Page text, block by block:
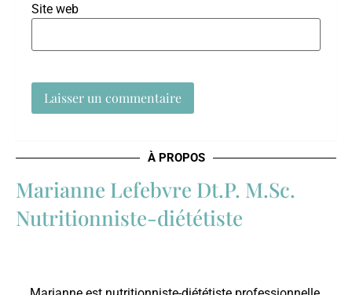
Site web
À PROPOS
Marianne Lefebvre Dt.P. M.Sc.
Nutritionniste-diététiste